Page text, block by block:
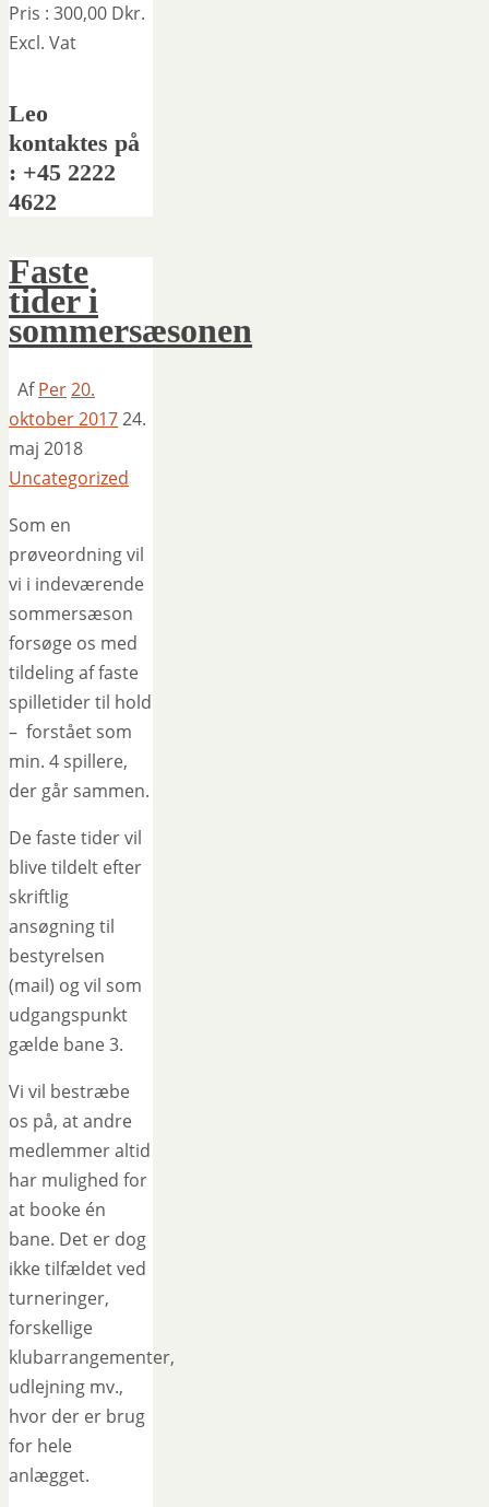
Pris : 300,00 Dkr.
Excl. Vat
Leo
kontaktes på
: +45 2222
4622
Faste
tider i
sommersæsonen
AfPer20.
oktober 201724.
maj 2018
Uncategorized
Som en
prøveordning vil
vi i indeværende
sommersæson
forsøge os med
tildeling af faste
spilletider til hold
– forstået som
min. 4 spillere,
der går sammen.
De faste tider vil
blive tildelt efter
skriftlig
ansøgning til
bestyrelsen
(mail) og vil som
udgangspunkt
gælde bane 3.
Vi vil bestræbe
os på, at andre
medlemmer altid
har mulighed for
at booke én
bane. Det er dog
ikke tilfældet ved
turneringer,
forskellige
klubarrangementer,
udlejning mv.,
hvor der er brug
for hele
anlægget.